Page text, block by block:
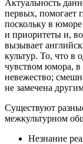
Актуальность
первых, помогает
поскольку в
и приоритеты и,
вызывает
культур. То, что в
чувством юмора, в
невежество;
не замечена
Существуют
межкультурном
Незнание